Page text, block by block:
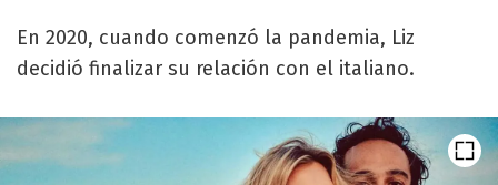
En 2020, cuando comenzó la pandemia, Liz
decidió finalizar su relación con el italiano.